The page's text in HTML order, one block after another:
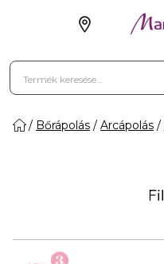
Bőrápolás Arcápolás